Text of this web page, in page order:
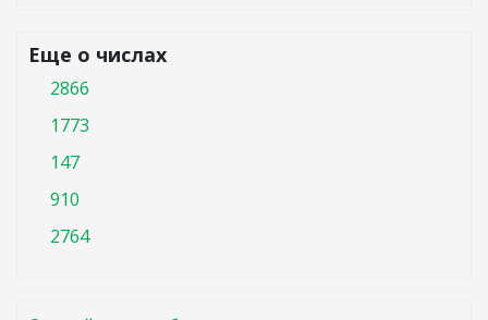
Еще о числах
2866
1773
147
910
2764